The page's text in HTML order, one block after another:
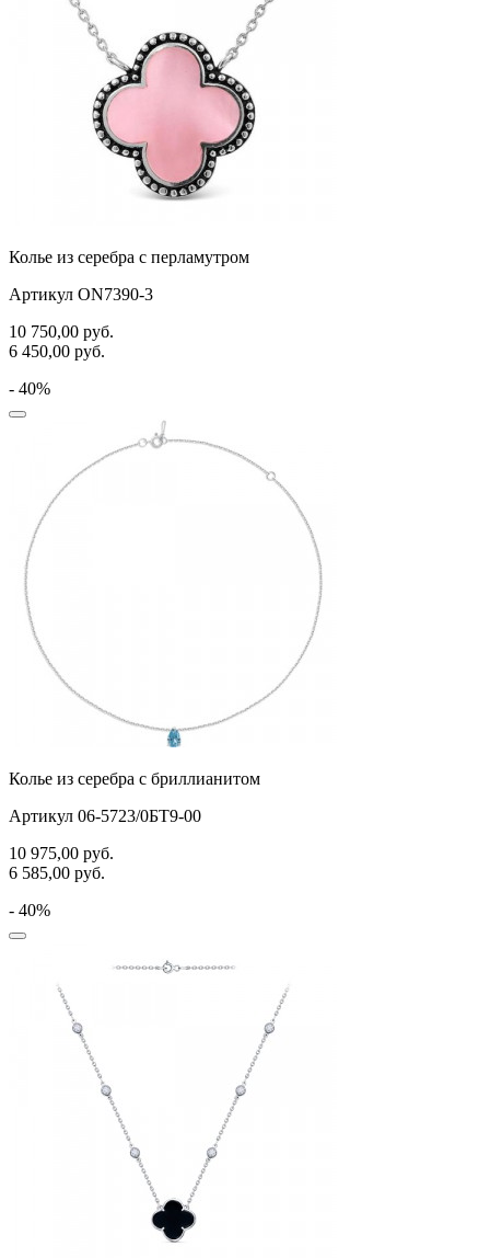
Колье из серебра с перламутром
Артикул ON7390-3
10 750,00 руб.
6 450,00 руб.
- 40%
Колье из серебра с бриллианитом
Артикул 06-5723/0БТ9-00
10 975,00 руб.
6 585,00 руб.
- 40%